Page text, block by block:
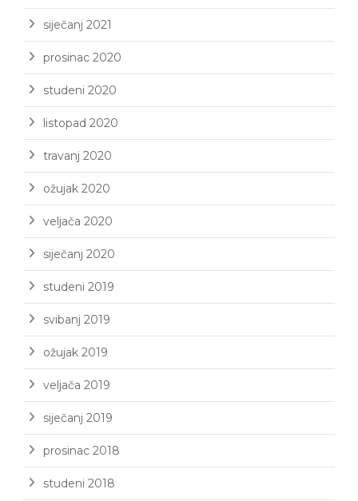
siječanj 2021
prosinac 2020
studeni 2020
listopad 2020
travanj 2020
ožujak 2020
veljača 2020
siječanj 2020
studeni 2019
svibanj 2019
ožujak 2019
veljača 2019
siječanj 2019
prosinac 2018
studeni 2018